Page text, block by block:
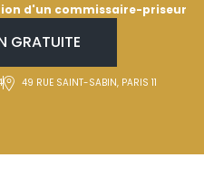
d'un commissaire-priseur
GRATUITE
49 RUE SAINT-SABIN, PARIS 11